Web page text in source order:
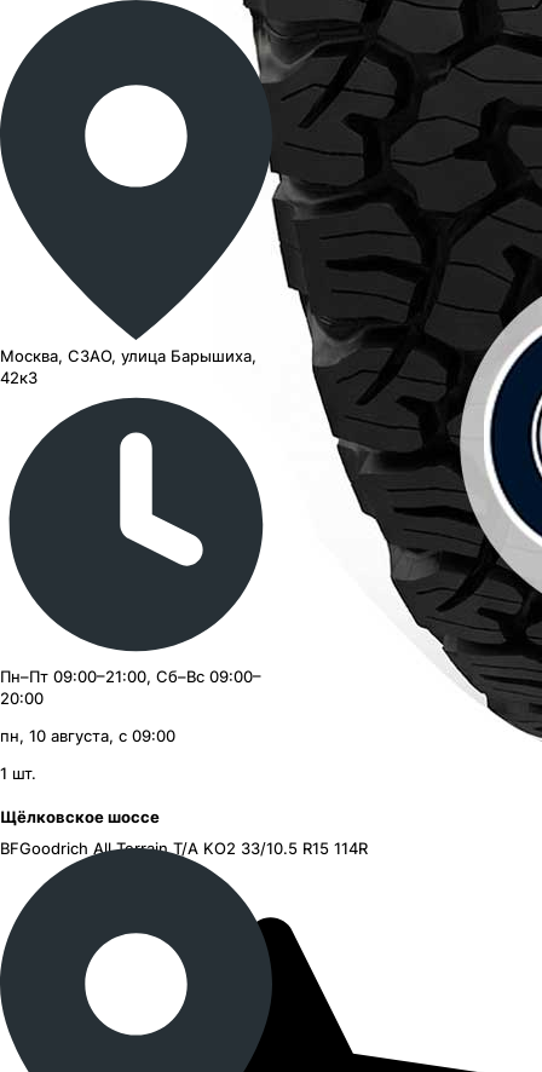
BFGoodrich All Terrain T/A KO2 33/10.5 R15 114R
Москва, СЗАО, улица Барышиха,
42к3
Пн–Пт 09:00–21:00, Сб–Вс 09:00–
20:00
пн, 10 августа, с 09:00
1 шт.
Щёлковское шоссе